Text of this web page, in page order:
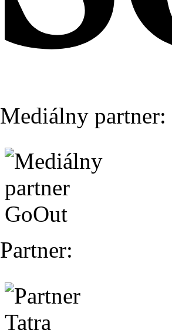
Mediálny partner:
Partner: